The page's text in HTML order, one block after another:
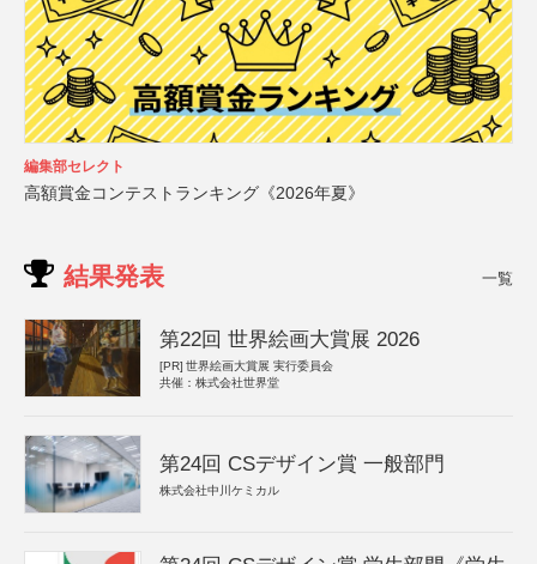
編集部セレクト
高額賞金コンテストランキング《2026年夏》
結果発表 一覧
第22回 世界絵画大賞展 2026
[PR] 世界絵画大賞展 実行委員会
共催：株式会社世界堂
第24回 CSデザイン賞 一般部門
株式会社中川ケミカル